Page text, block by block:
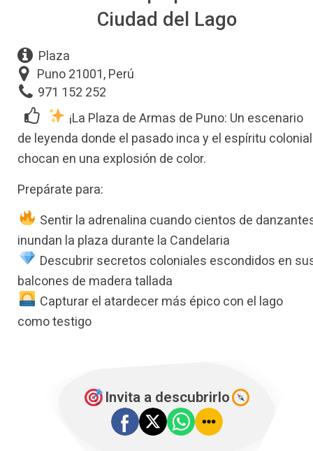
Ciudad del Lago
Plaza
Puno 21001, Perú
971 152 252
¡La Plaza de Armas de Puno: Un escenario
de leyenda donde el pasado inca y el espíritu colonial
chocan en una explosión de color.
Prepárate para:
Sentir la adrenalina cuando cientos de
inundan la plaza durante la Candelaria
Descubrir secretos coloniales escondidos en
balcones de madera tallada
Capturar el atardecer más épico con el lago
como testigo
Invita a descubrirlo